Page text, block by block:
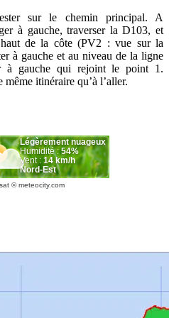
sur le chemin principal. A
à gauche, traverser la D103, et
de la côte (PV2 : vue sur la
à gauche et au niveau de la ligne
à gauche qui rejoint le point 1.
itinéraire qu’à l’aller.
© meteocity.com